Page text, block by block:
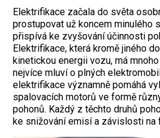
Elektrifikace začala do světa
prostupovat už koncem minulého
přispívá ke zvyšování účinnosti
Elektrifikace, která kromě jiného
kinetickou energii vozu, má
nejvíce mluví o plných
elektrifikace významně pomáhá
spalovacích motorů ve formě
pohonů. Každý z těchto druhů
ke snižování emisí a závislosti na